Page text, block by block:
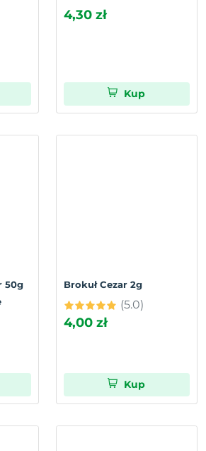
4,30 zł
Kup
50g
Brokuł Cezar 2g
(5.0)
4,00 zł
Kup